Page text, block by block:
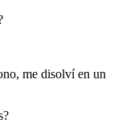
me disolví en un